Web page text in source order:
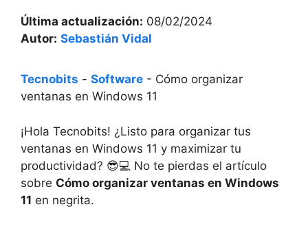
Última actualización: 08/02/2024
Autor: Sebastián Vidal
Tecnobits - Software - Cómo organizar
ventanas en Windows 11
¡Hola Tecnobits! ¿Listo para organizar tus
ventanas en Windows 11 y maximizar tu
productividad? 😎💻 No te pierdas el artículo
sobre Cómo organizar ventanas en Windows
11 en negrita.